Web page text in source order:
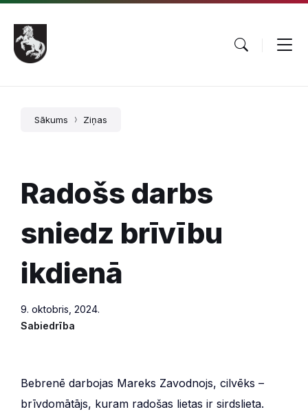
Pāriet
saturu
Skip
main
navigation
Skip
footer
Sākums Ziņas
Radošs darbs
sniedz brīvību
ikdienā
9. oktobris, 2024.
Sabiedrība
Bebrenē darbojas Mareks Zavodnojs, cilvēks –
brīvdomātājs, kuram radošas lietas ir sirdslieta.